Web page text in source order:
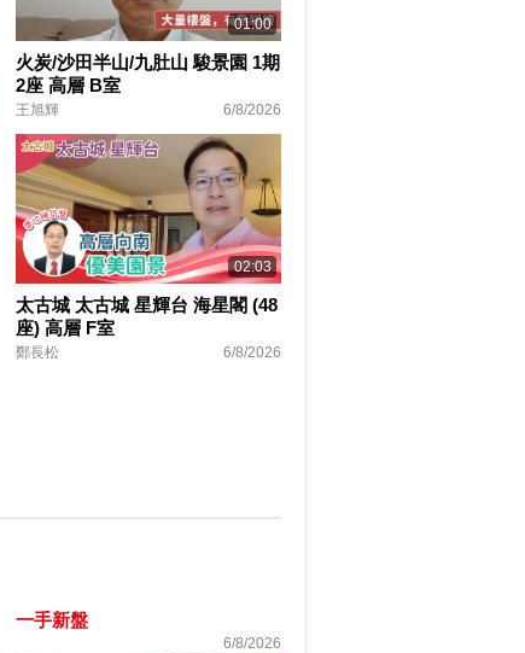
01:00
火炭/沙田半山/九肚山 駿景園 1期
2座 高層 B室
王旭輝 6/8/2026
02:03
太古城 太古城 星輝台 海星閣 (48
座) 高層 F室
鄭長松 6/8/2026
一手新盤
6/8/2026